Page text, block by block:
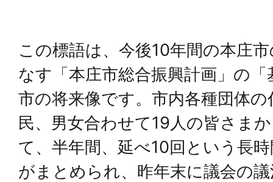
この標語は、今後10年間の本庄
なす「本庄市総合振興計画」の
市の将来像です。市内各種団体
民、男女合わせて19人の皆さま
て、半年間、延べ10回という長
がまとめられ、昨年末に議会の